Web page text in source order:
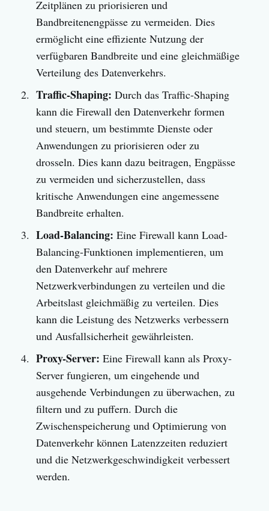
Zeitplänen zu priorisieren und
Bandbreitenengpässe zu vermeiden. Dies
ermöglicht eine effiziente Nutzung der
verfügbaren Bandbreite und eine gleichmäßige
Verteilung des Datenverkehrs.
Traffic-Shaping: Durch das Traffic-Shaping
kann die Firewall den Datenverkehr formen
und steuern, um bestimmte Dienste oder
Anwendungen zu priorisieren oder zu
drosseln. Dies kann dazu beitragen, Engpässe
zu vermeiden und sicherzustellen, dass
kritische Anwendungen eine angemessene
Bandbreite erhalten.
Load-Balancing: Eine Firewall kann Load-
Balancing-Funktionen implementieren, um
den Datenverkehr auf mehrere
Netzwerkverbindungen zu verteilen und die
Arbeitslast gleichmäßig zu verteilen. Dies
kann die Leistung des Netzwerks verbessern
und Ausfallsicherheit gewährleisten.
Proxy-Server: Eine Firewall kann als Proxy-
Server fungieren, um eingehende und
ausgehende Verbindungen zu überwachen, zu
filtern und zu puffern. Durch die
Zwischenspeicherung und Optimierung von
Datenverkehr können Latenzzeiten reduziert
und die Netzwerkgeschwindigkeit verbessert
werden.